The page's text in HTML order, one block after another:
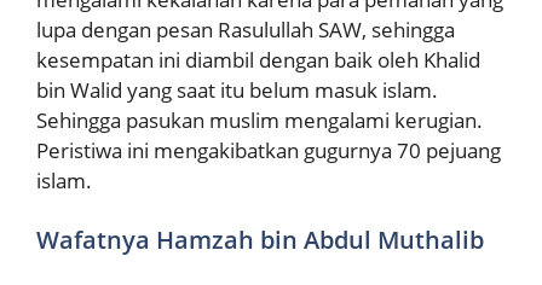
lupa dengan pesan Rasulullah SAW, sehingga
kesempatan ini diambil dengan baik oleh Khalid
bin Walid yang saat itu belum masuk islam.
Sehingga pasukan muslim mengalami kerugian.
Peristiwa ini mengakibatkan gugurnya 70 pejuang
islam.
Wafatnya Hamzah bin Abdul Muthalib